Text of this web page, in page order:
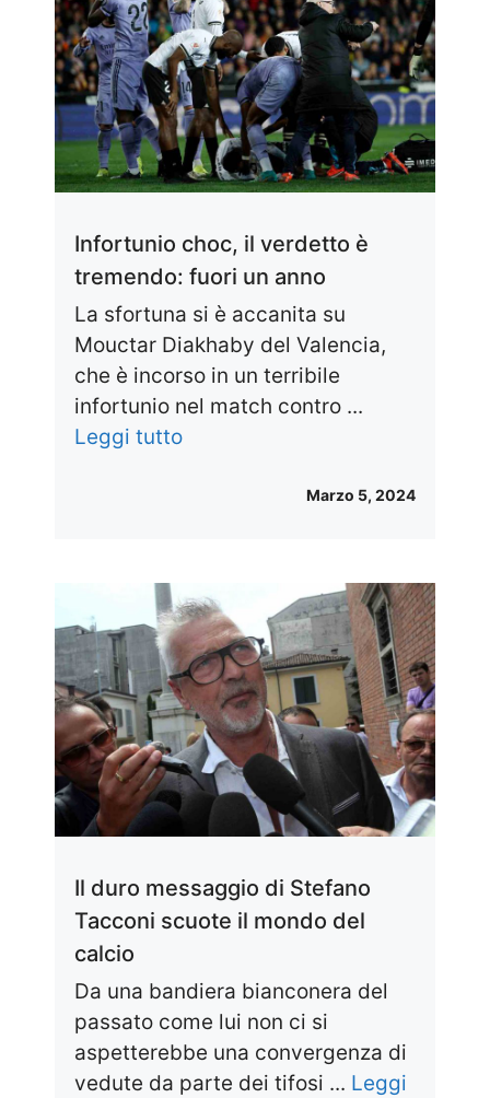
Infortunio choc, il verdetto è
tremendo: fuori un anno
La sfortuna si è accanita su
Mouctar Diakhaby del Valencia,
che è incorso in un terribile
infortunio nel match contro ...
Leggi tutto
Marzo 5, 2024
Il duro messaggio di Stefano
Tacconi scuote il mondo del
calcio
Da una bandiera bianconera del
passato come lui non ci si
aspetterebbe una convergenza di
vedute da parte dei tifosi ... Leggi